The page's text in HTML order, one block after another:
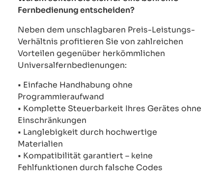
Fernbedienung entscheiden?
Neben dem unschlagbaren Preis-Leistungs-
Verhältnis profitieren Sie von zahlreichen
Vorteilen gegenüber herkömmlichen
Universalfernbedienungen:
• Einfache Handhabung ohne
Programmieraufwand
• Komplette Steuerbarkeit Ihres Gerätes ohne
Einschränkungen
• Langlebigkeit durch hochwertige
Materialien
• Kompatibilität garantiert – keine
Fehlfunktionen durch falsche Codes